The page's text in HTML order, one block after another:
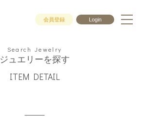
会員登録 Login
Search Jewelry
ジュエリーを探す
ITEM DETAIL